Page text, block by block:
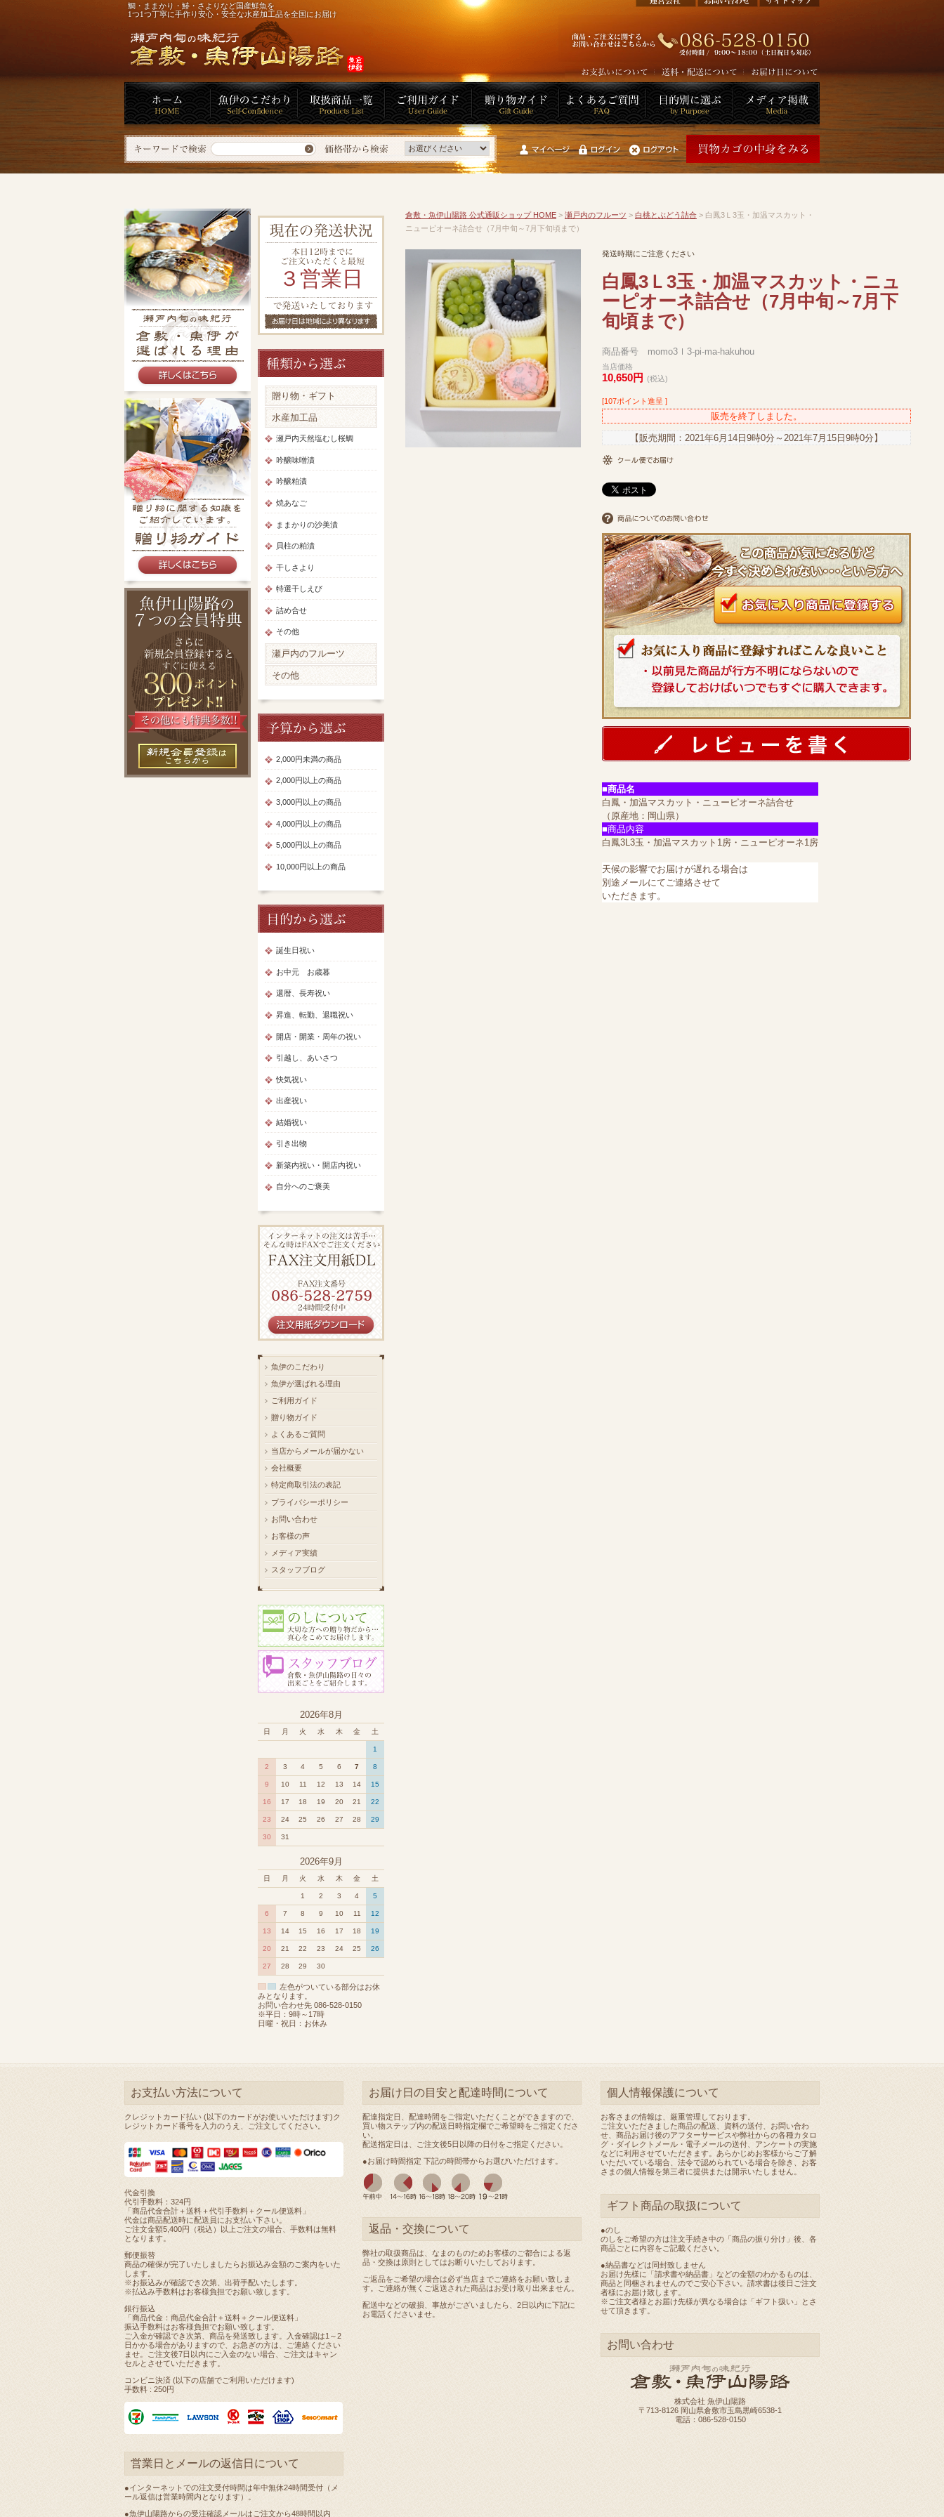
鯛・ままかり・鰆・さよりなど国産鮮魚を
1つ1つ丁寧に手作り安心・安全な水産加工品を全国にお届け
^
贈り物・ギフト
水産加工品
瀬戸内天然塩むし桜鯛
吟醸味噌漬
吟醸粕漬
焼あなご
ままかりの沙美漬
貝柱の粕漬
干しさより
特選干しえび
詰め合せ
その他
瀬戸内のフルーツ
その他
2,000円未満の商品
2,000円以上の商品
3,000円以上の商品
4,000円以上の商品
5,000円以上の商品
10,000円以上の商品
誕生日祝い
お中元 お歳暮
還暦、長寿祝い
昇進、転勤、退職祝い
開店・開業・周年の祝い
引越し、あいさつ
快気祝い
出産祝い
結婚祝い
引き出物
新築内祝い・開店内祝い
自分へのご褒美
魚伊のこだわり
魚伊が選ばれる理由
ご利用ガイド
贈り物ガイド
よくあるご質問
当店からメールが届かない
会社概要
特定商取引法の表記
プライバシーポリシー
お問い合わせ
お客様の声
メディア実績
スタッフブログ
2026年8月
日 月 火 水 木 金 土
1
2 3 4 5 6 7 8
9 10 11 12 13 14 15
16 17 18 19 20 21 22
23 24 25 26 27 28 29
30 31
2026年9月
日 月 火 水 木 金 土
1 2 3 4 5
6 7 8 9 10 11 12
13 14 15 16 17 18 19
20 21 22 23 24 25 26
27 28 29 30
左色がついている部分はお休
みとなります。
お問い合わせ先 086-528-0150
※平日：9時～17時
日曜・祝日：お休み
倉敷・魚伊山陽路 公式通販ショップ HOME > 瀬戸内のフルーツ > 白桃とぶどう詰合 > 白鳳3Ｌ3玉・加温マスカット・
ニューピオーネ詰合せ（7月中旬～7月下旬頃まで）
発送時期にご注意ください
白鳳3Ｌ3玉・加温マスカット・ニュ
ーピオーネ詰合せ（7月中旬～7月下
旬頃まで）
商品番号 momo3ｌ3-pi-ma-hakuhou
当店価格
10,650円 (税込)
[107ポイント進呈 ]
販売を終了しました。
【販売期間： 2021年6月14日9時0分 ～ 2021年7月15日9時0分 】
■商品名
白鳳・加温マスカット・ニューピオーネ詰合せ
（原産地：岡山県）
■商品内容
白鳳3L3玉・加温マスカット1房・ニューピオーネ1房
天候の影響でお届けが遅れる場合は
別途メールにてご連絡させて
いただきます。
お支払い方法について
クレジットカード払い (以下のカードがお使いいただけます)ク
レジットカード番号を入力のうえ、ご注文してください。
代金引換
代引手数料：324円
「商品代金合計＋送料＋代引手数料＋クール便送料」
代金は商品配送時に配送員にお支払い下さい。
ご注文金額5,400円（税込）以上ご注文の場合、手数料は無料
となります。
郵便振替
商品の確保が完了いたしましたらお振込み金額のご案内をいた
します。
※お振込みが確認でき次第、出荷手配いたします。
※払込み手数料はお客様負担でお願い致します。
銀行振込
「商品代金：商品代金合計＋送料＋クール便送料」
振込手数料はお客様負担でお願い致します。
ご入金が確認でき次第、商品を発送致します。入金確認は1～2
日かかる場合がありますので、お急ぎの方は、ご連絡ください
ませ。ご注文後7日以内にご入金のない場合、ご注文はキャン
セルとさせていただきます。
コンビニ決済 (以下の店舗でご利用いただけます)
手数料 : 250円
営業日とメールの返信日について
●インターネットでの注文受付時間は年中無休24時間受付（メ
ール返信は営業時間内となります）。
●魚伊山陽路からの受注確認メールはご注文から48時間以内
お届け日の目安と配達時間について
配達指定日、配達時間をご指定いただくことができますので、
買い物ステップ内の配送日時指定欄でご希望時をご指定くださ
い。
配送指定日は、ご注文後5日以降の日付をご指定ください。
●お届け時間指定 下記の時間帯からお選びいただけます。
返品・交換について
弊社の取扱商品は、なまのものためお客様のご都合による返
品・交換は原則としてはお断りいたしております。
ご返品をご希望の場合は必ず当店までご連絡をお願い致しま
す。ご連絡が無くご返送された商品はお受け取り出来ません。
配送中などの破損、事故がございましたら、2日以内に下記に
お電話くださいませ。
個人情報保護について
お客さまの情報は、厳重管理しております。
ご注文いただきました商品の配送、資料の送付、お問い合わ
せ、商品お届け後のアフターサービスや弊社からの各種カタロ
グ・ダイレクトメール・電子メールの送付、アンケートの実施
などに利用させていただきます。あらかじめお客様からご了解
いただいている場合、法令で認められている場合を除き、お客
さまの個人情報を第三者に提供または開示いたしません。
ギフト商品の取扱について
●のし
のしをご希望の方は注文手続き中の「商品の振り分け」後、各
商品ごとに内容をご記載ください。
●納品書などは同封致しません
お届け先様に「請求書や納品書」などの金額のわかるものは、
商品と同梱されませんのでご安心下さい。請求書は後日ご注文
者様にお届け致します。
※ご注文者様とお届け先様が異なる場合は「ギフト扱い」とさ
せて頂きます。
お問い合わせ
株式会社 魚伊山陽路
〒713-8126 岡山県倉敷市玉島黒崎6538-1
電話：086-528-0150